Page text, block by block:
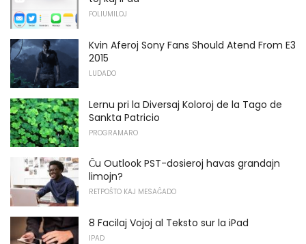
FOLIUMILOJ
Kvin Aferoj Sony Fans Should Atend From E3
2015
LUDADO
Lernu pri la Diversaj Koloroj de la Tago de
Sankta Patricio
PROGRAMARO
Ĉu Outlook PST-dosieroj havas grandajn
limojn?
RETPOŜTO KAJ MESAĜADO
8 Facilaj Vojoj al Teksto sur la iPad
IPAD